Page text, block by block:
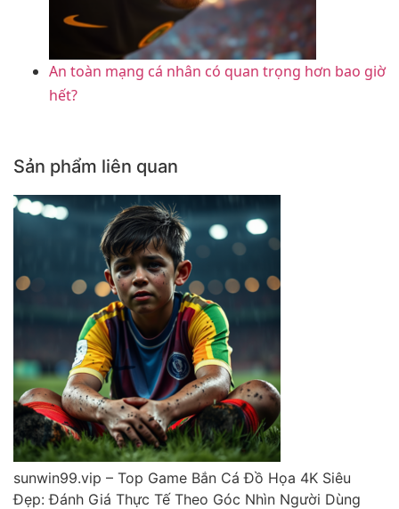
An toàn mạng cá nhân có quan trọng hơn bao giờ
hết?
Sản phẩm liên quan
sunwin99.vip – Top Game Bắn Cá Đồ Họa 4K Siêu
Đẹp: Đánh Giá Thực Tế Theo Góc Nhìn Người Dùng